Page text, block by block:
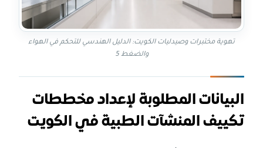
تهوية مختبرات وصيدليات الكويت: الدليل الهندسي للتحكم في الهواء
والضغط 5
البيانات المطلوبة لإعداد مخططات
تكييف المنشآت الطبية في الكويت